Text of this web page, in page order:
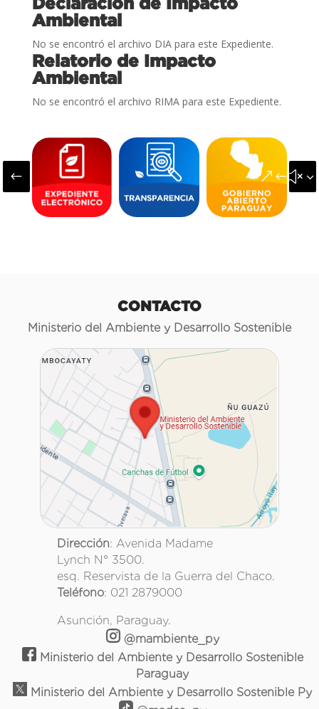
Ambiental
No se encontró el archivo DIA para este Expediente.
Relatorio de Impacto
Ambiental
No se encontró el archivo RIMA para este Expediente.
#
CONTACTO
Ministerio del Ambiente y Desarrollo Sostenible
Dirección: Avenida Madame
Lynch N° 3500.
esq. Reservista de la Guerra del Chaco.
Teléfono: 021 2879000
Asunción, Paraguay.
@mambiente_py
Ministerio del Ambiente y Desarrollo Sostenible
Paraguay
Ministerio del Ambiente y Desarrollo Sostenible Py